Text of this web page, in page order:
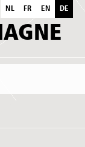
NL FR EN DE